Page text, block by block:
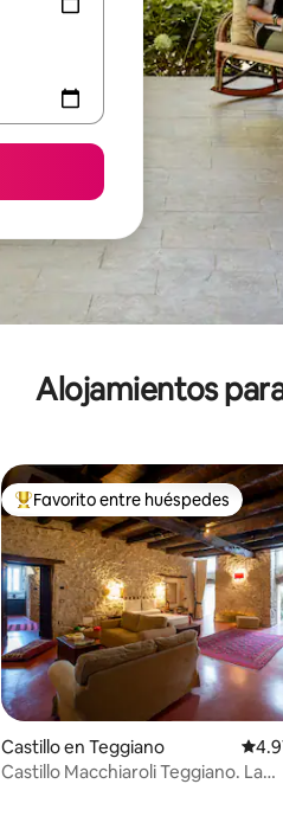
Alojamientos
De los mejores en Favorito entre
Favorito entre huéspedes
Castillo en Teggiano
Castillo Macchiaroli Teggiano. La